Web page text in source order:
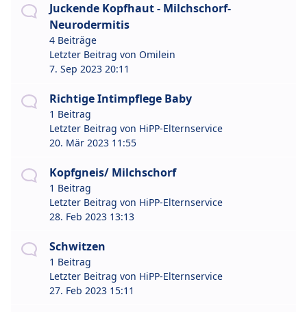
Juckende Kopfhaut - Milchschorf-
Neurodermitis
4 Beiträge
Letzter Beitrag von Omilein
7. Sep 2023 20:11
Richtige Intimpflege Baby
1 Beitrag
Letzter Beitrag von HiPP-Elternservice
20. Mär 2023 11:55
Kopfgneis/ Milchschorf
1 Beitrag
Letzter Beitrag von HiPP-Elternservice
28. Feb 2023 13:13
Schwitzen
1 Beitrag
Letzter Beitrag von HiPP-Elternservice
27. Feb 2023 15:11